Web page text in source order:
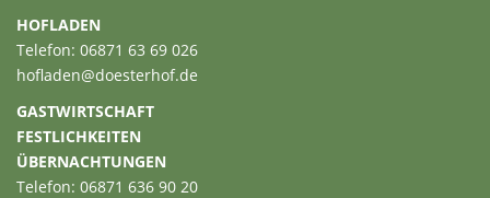
HOFLADEN
Telefon: 06871 63 69 026
hofladen@doesterhof.de
GASTWIRTSCHAFT
FESTLICHKEITEN
ÜBERNACHTUNGEN
Telefon: 06871 636 90 20